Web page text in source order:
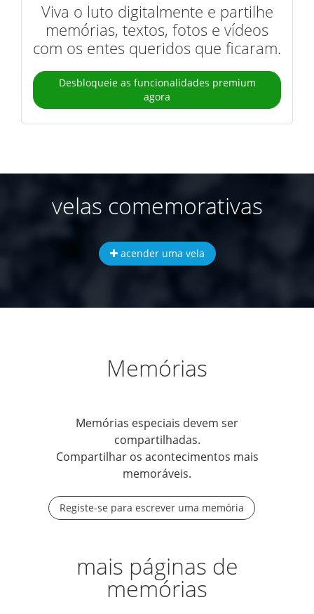
Viva o luto digitalmente e partilhe
memórias, textos, fotos e vídeos
com os entes queridos que ficaram.
Desbloqueie as funcionalidades premium
agora
velas comemorativas
acender uma vela
Memórias
Memórias especiais devem ser
compartilhadas.
Compartilhar os acontecimentos mais
memoráveis.
Registe-se para escrever uma memória
mais páginas de
memórias